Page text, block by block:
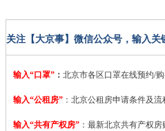
关注【大京事】微信公众号，输入关
输入“口罩” ： 北京市各区口罩在线预约/购
输入“公租房” ：北京公租房申请条件及流
输入“共有产权房” ：最新北京共有产权房